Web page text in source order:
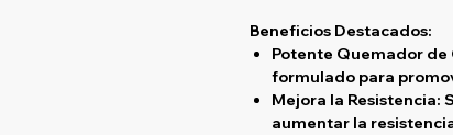
Beneficios Destacados:
Potente Quemador de
formulado para
Mejora la Resistencia:
aumentar la